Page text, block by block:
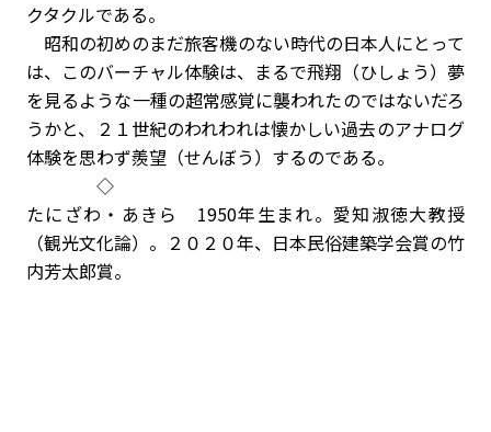
クタクルである。
昭和の初めのまだ旅客機のない時代の日本人にとって
は、このバーチャル体験は、まるで飛翔（ひしょう）夢
を見るような一種の超常感覚に襲われたのではないだろ
うかと、２１世紀のわれわれは懐かしい過去のアナログ
体験を思わず羨望（せんぼう）するのである。
◇
たにざわ・あきら 1950年生まれ。愛知淑徳大教授
（観光文化論）。２０２０年、日本民俗建築学会賞の竹
内芳太郎賞。